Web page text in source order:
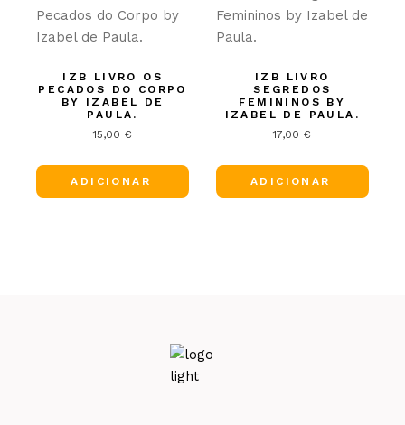
IZB LIVRO OS
PECADOS DO CORPO
BY IZABEL DE
PAULA.
15,00 €
ADICIONAR
IZB LIVRO
SEGREDOS
FEMININOS BY
IZABEL DE PAULA.
17,00 €
ADICIONAR